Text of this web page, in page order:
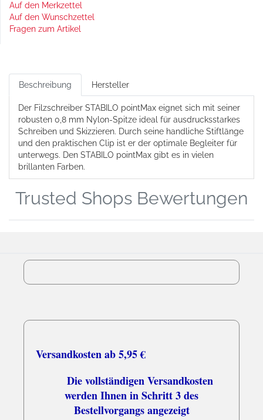
Auf den Merkzettel
Auf den Wunschzettel
Fragen zum Artikel
Beschreibung Hersteller
Der Filzschreiber STABILO pointMax eignet sich mit seiner
robusten 0,8 mm Nylon-Spitze ideal für ausdrucksstarkes
Schreiben und Skizzieren. Durch seine handliche Stiftlänge
und den praktischen Clip ist er der optimale Begleiter für
unterwegs. Den STABILO pointMax gibt es in vielen
brillanten Farben.
Trusted Shops Bewertungen
Versandkosten ab 5,95 €
Die vollständigen Versandkosten
werden Ihnen in Schritt 3 des
Bestellvorgangs angezeigt